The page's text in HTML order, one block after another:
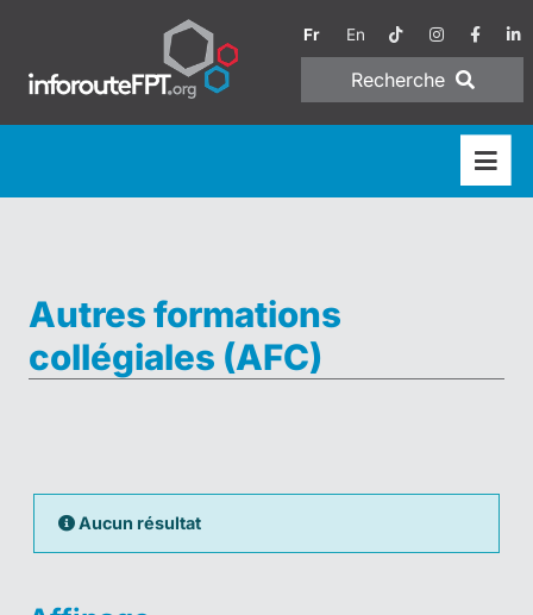
Fr En
Recherche
Autres formations
collégiales (AFC)
Aucun résultat